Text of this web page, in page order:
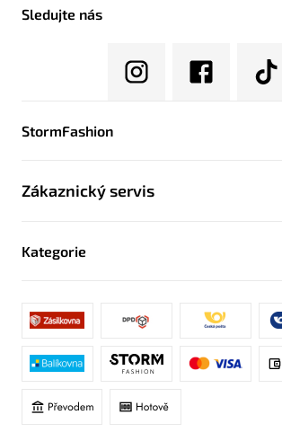
Sledujte nás
StormFashion
Zákaznický servis
Kategorie